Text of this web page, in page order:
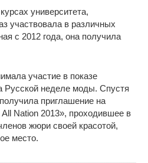
университета,
участвовала в различных
с 2012 года, она получила
участие в показе
Русской неделе моды. Спустя
приглашение на
Nation 2013», проходившее в
жюри своей красотой,
место.